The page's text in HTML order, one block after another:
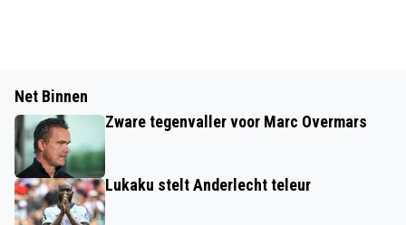
Net Binnen
Zware tegenvaller voor Marc Overmars
Lukaku stelt Anderlecht teleur